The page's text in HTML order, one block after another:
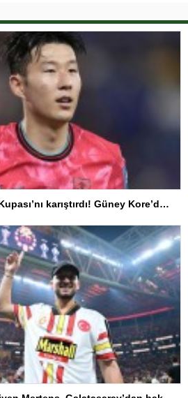
Askerlik şakası Dünya Kupası’nı karıştırdı! Güney Kore’den sert karar